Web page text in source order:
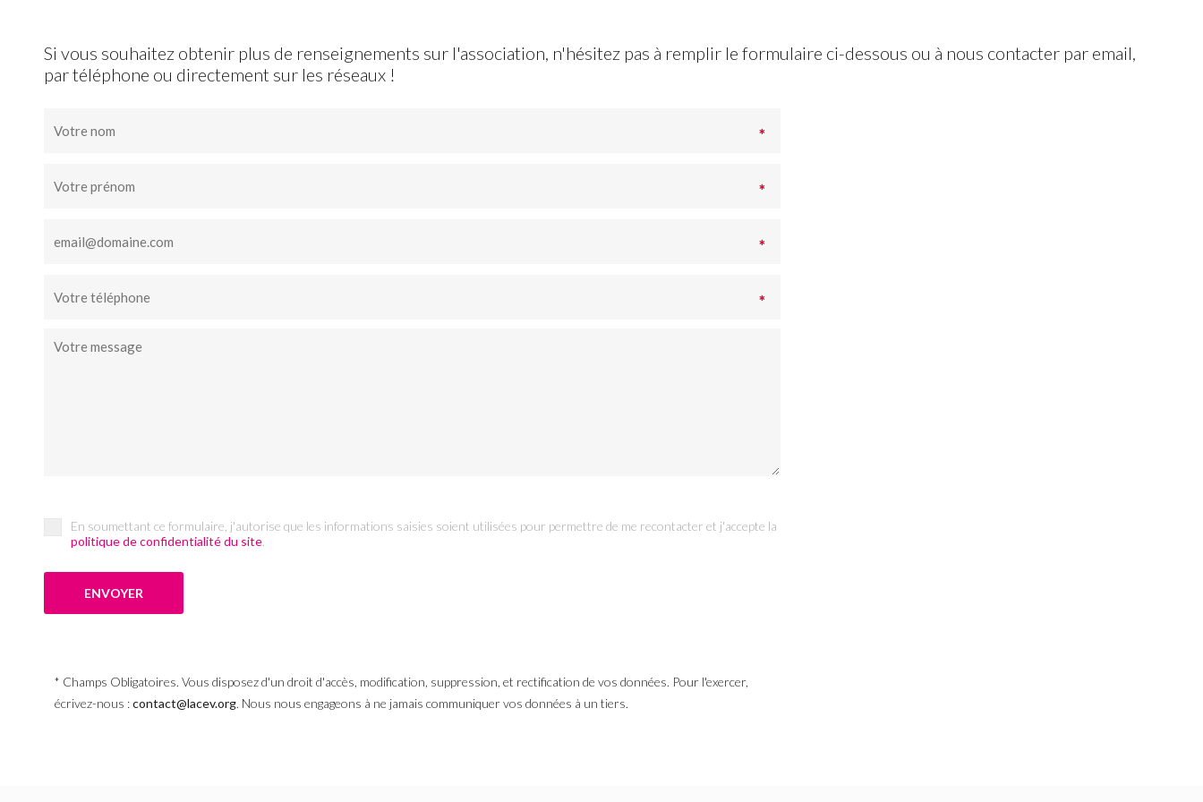
Si vous souhaitez obtenir plus de renseignements sur l'association, n'hésitez pas à remplir le formulaire ci-dessous ou à nous contacter par email,
par téléphone ou directement sur les réseaux !
En soumettant ce formulaire, j'autorise que les informations saisies soient utilisées pour permettre de me recontacter et j'accepte la
politique de confidentialité du site
* Champs Obligatoires. Vous disposez d'un droit d'accès, modification, suppression, et rectification de vos données. Pour l'exercer,
écrivez-nous :contact@lacev.org. Nous nous engageons à ne jamais communiquer vos données à un tiers.